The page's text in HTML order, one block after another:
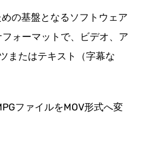
の基盤となるソフトウェア
ォーマットで、ビデオ、ア
またはテキスト（字幕な
ファイルをMOV形式へ変